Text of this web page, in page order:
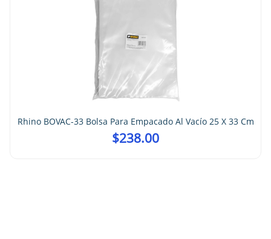
Rhino BOVAC-33 Bolsa Para Empacado Al Vacío 25 X 33 Cm
$238.00